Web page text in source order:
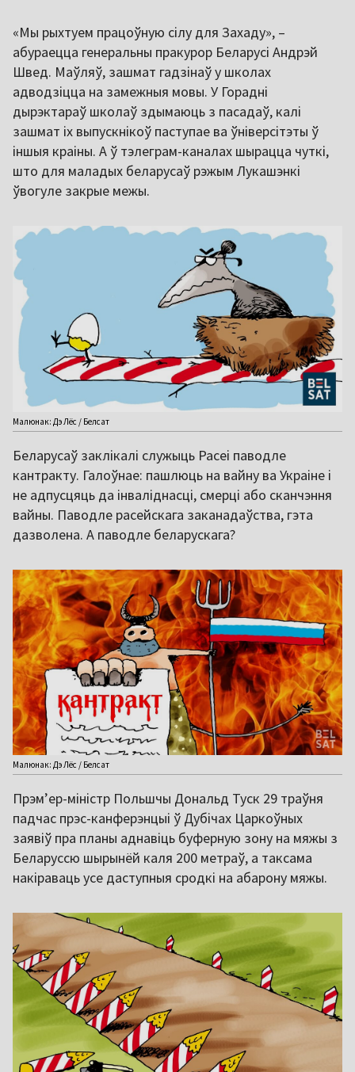
«Мы рыхтуем працоўную сілу для Захаду», –
абураецца генеральны пракурор Беларусі Андрэй
Швед. Маўляў, зашмат гадзінаў у школах
адводзіцца на замежныя мовы. У Горадні
дырэктараў школаў здымаюць з пасадаў, калі
зашмат іх выпускнікоў паступае ва ўніверсітэты ў
іншыя краіны. А ў тэлеграм-каналах шырацца чуткі,
што для маладых беларусаў рэжым Лукашэнкі
ўвогуле закрые межы.
Малюнак: Дэ Лёс / Белсат
Беларусаў заклікалі служыць Расеі паводле
кантракту. Галоўнае: пашлюць на вайну ва Украіне і
не адпусцяць да інваліднасці, смерці або сканчэння
вайны. Паводле расейскага заканадаўства, гэта
дазволена. А паводле беларускага?
Малюнак: Дэ Лёс / Белсат
Прэм’ер-міністр Польшчы Дональд Туск 29 траўня
падчас прэс-канферэнцыі ў Дубічах Царкоўных
заявіў пра планы аднавіць буферную зону на мяжы з
Беларуссю шырынёй каля 200 метраў, а таксама
накіраваць усе даступныя сродкі на абарону мяжы.